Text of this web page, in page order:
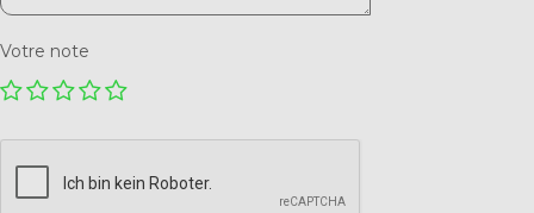
Votre note